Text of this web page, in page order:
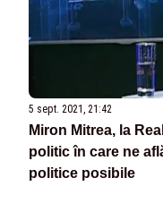
5 sept. 2021, 21:42
Miron Mitrea, la
politic în care ne
politice posibile